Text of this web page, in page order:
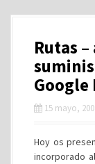
Rutas
Google
15 mayo,
Hoy os
incorporado